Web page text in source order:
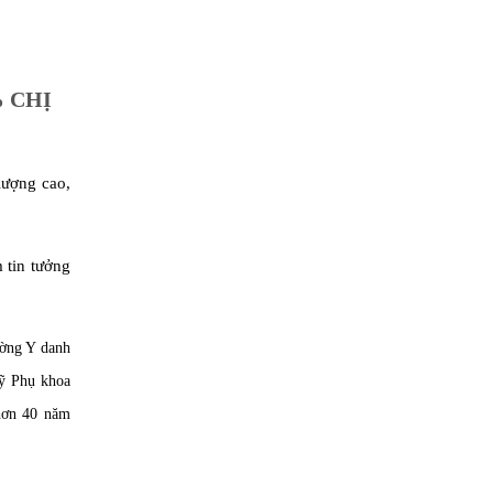
CHỊ
cao,
tin tưởng
Y danh
Phụ khoa
40 năm